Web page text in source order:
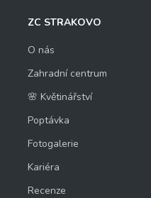
ZC STRAKOVO
O nás
Zahradní centrum
🌸 Květinářství
Poptávka
Fotogalerie
Kariéra
Recenze